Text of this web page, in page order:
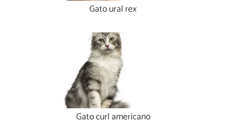
Gato ural rex
Gato curl americano